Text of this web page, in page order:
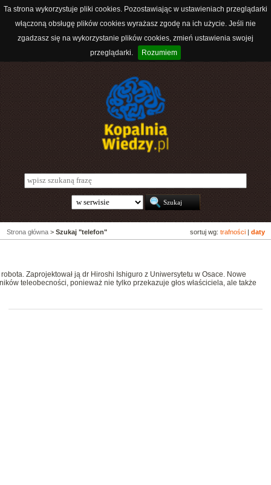
Ta strona wykorzystuje pliki cookies. Pozostawiając w ustawieniach przeglądarki
włączoną obsługę plików cookies wyrażasz zgodę na ich użycie. Jeśli nie
zgadzasz się na wykorzystanie plików cookies, zmień ustawienia swojej
przeglądarki.
Rozumiem
sortuj wg: trafności daty
Strona główna > Szukaj "telefon"
Zaprojektował ją dr Hiroshi Ishiguro z Uniwersytetu w Osace. Nowe
teleobecności, ponieważ nie tylko przekazuje głos właściciela, ale także